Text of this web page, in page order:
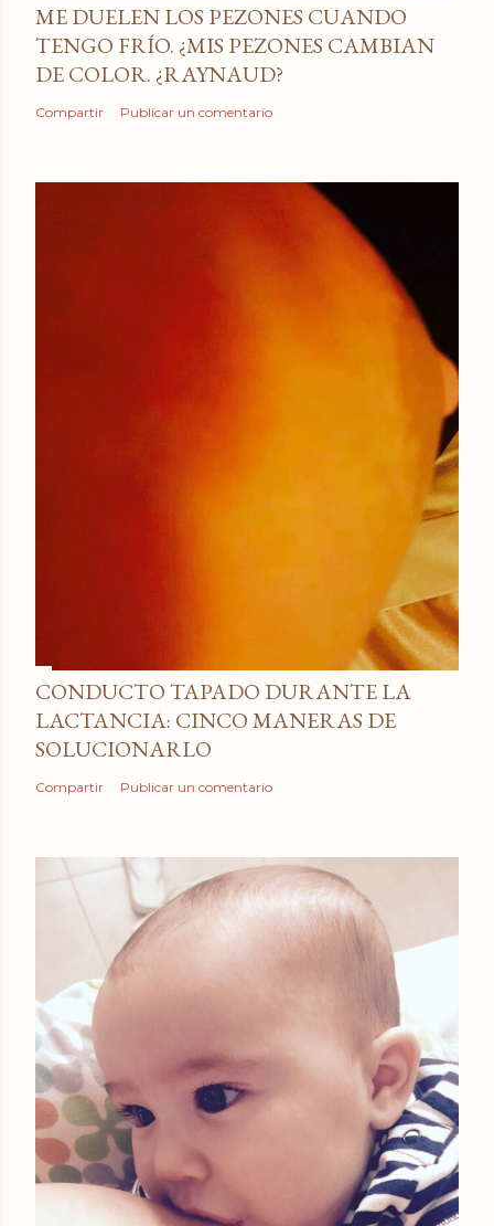
ME DUELEN LOS PEZONES CUANDO
TENGO FRÍO. ¿MIS PEZONES CAMBIAN
DE COLOR. ¿RAYNAUD?
Compartir Publicar un comentario
CONDUCTO TAPADO DURANTE LA
LACTANCIA: CINCO MANERAS DE
SOLUCIONARLO
Compartir Publicar un comentario